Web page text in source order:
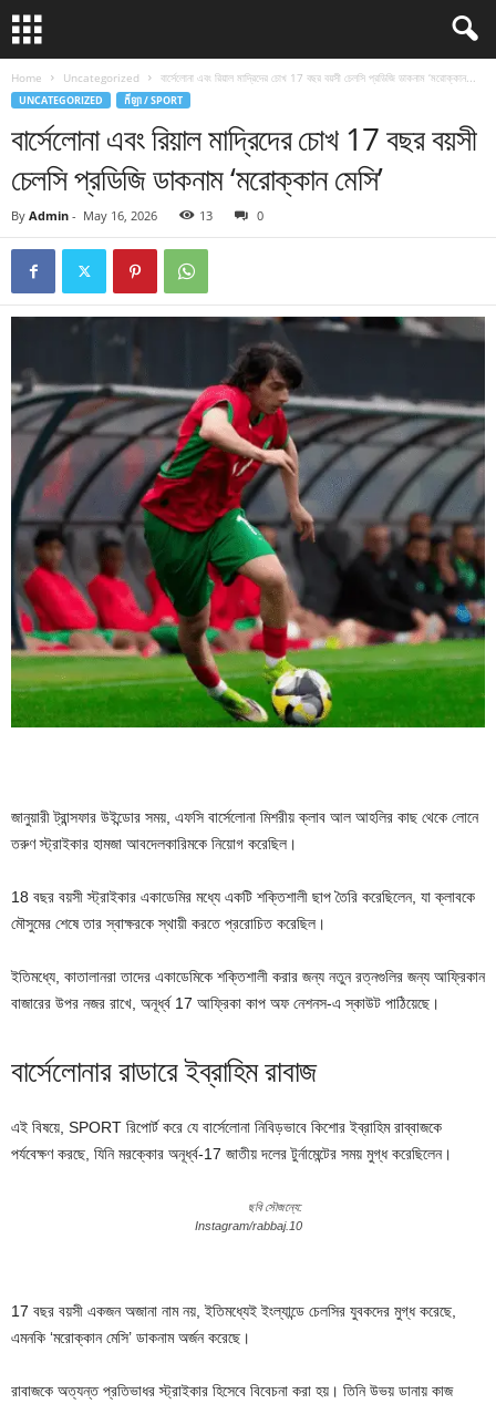
Home Uncategorized বার্সেলোনা এবং রিয়াল মাদ্রিদের চোখ 17 বছর বয়সী চেলসি প্রডিজি ডাকনাম ‘মরোক্কান...
UNCATEGORIZED កីឡា / SPORT
বার্সেলোনা এবং রিয়াল মাদ্রিদের চোখ 17 বছর বয়সী
চেলসি প্রডিজি ডাকনাম ‘মরোক্কান মেসি’
By Admin - May 16, 2026 13 0
জানুয়ারী ট্রান্সফার উইন্ডোর সময়, এফসি বার্সেলোনা মিশরীয় ক্লাব আল আহলির কাছ থেকে লোনে
তরুণ স্ট্রাইকার হামজা আবদেলকারিমকে নিয়োগ করেছিল।
18 বছর বয়সী স্ট্রাইকার একাডেমির মধ্যে একটি শক্তিশালী ছাপ তৈরি করেছিলেন, যা ক্লাবকে
মৌসুমের শেষে তার স্বাক্ষরকে স্থায়ী করতে প্ররোচিত করেছিল।
ইতিমধ্যে, কাতালানরা তাদের একাডেমিকে শক্তিশালী করার জন্য নতুন রত্নগুলির জন্য আফ্রিকান
বাজারের উপর নজর রাখে, অনূর্ধ্ব 17 আফ্রিকা কাপ অফ নেশনস-এ স্কাউট পাঠিয়েছে।
বার্সেলোনার রাডারে ইব্রাহিম রাবাজ
এই বিষয়ে, SPORT রিপোর্ট করে যে বার্সেলোনা নিবিড়ভাবে কিশোর ইব্রাহিম রাব্বাজকে
পর্যবেক্ষণ করছে, যিনি মরক্কোর অনূর্ধ্ব-17 জাতীয় দলের টুর্নামেন্টের সময় মুগ্ধ করেছিলেন।
ছবি সৌজন্যে:
Instagram/rabbaj.10
17 বছর বয়সী একজন অজানা নাম নয়, ইতিমধ্যেই ইংল্যান্ডে চেলসির যুবকদের মুগ্ধ করেছে,
এমনকি ‘মরোক্কান মেসি’ ডাকনাম অর্জন করেছে।
রাবাজকে অত্যন্ত প্রতিভাধর স্ট্রাইকার হিসেবে বিবেচনা করা হয়। তিনি উভয় ডানায় কাজ